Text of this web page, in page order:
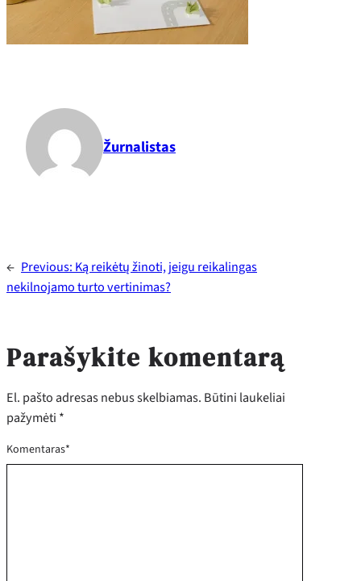
Žurnalistas
← Previous: Ką reikėtų žinoti, jeigu reikalingas
nekilnojamo turto vertinimas?
Parašykite komentarą
El. pašto adresas nebus skelbiamas. Būtini laukeliai
pažymėti *
Komentaras*